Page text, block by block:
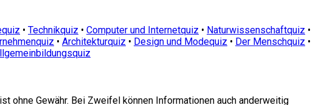
• Technikquiz • Computer und Internetquiz • Naturwissenschaftquiz •
• Architekturquiz • Design und Modequiz • Der Menschquiz •
ohne Gewähr. Bei Zweifel können Informationen auch anderweitig